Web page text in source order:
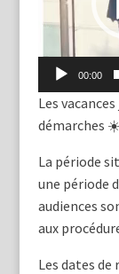
00:00
Les
démarches
La période
une période
audiences
aux
Les dates